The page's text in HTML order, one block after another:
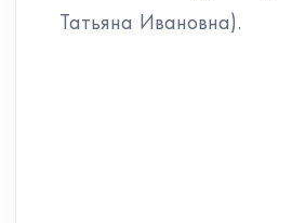
Татьяна Ивановна).